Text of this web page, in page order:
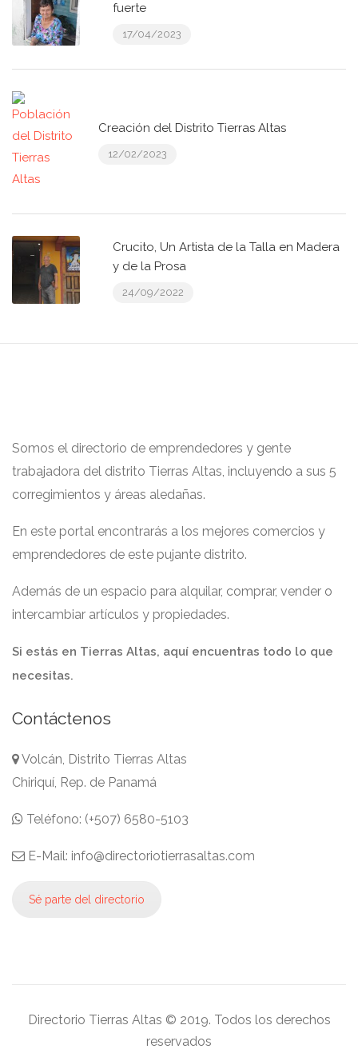
fuerte
17/04/2023
Creación del Distrito Tierras Altas
12/02/2023
Crucito, Un Artista de la Talla en Madera
y de la Prosa
24/09/2022
Somos el directorio de emprendedores y gente
trabajadora del distrito Tierras Altas, incluyendo a sus 5
corregimientos y áreas aledañas.
En este portal encontrarás a los mejores comercios y
emprendedores de este pujante distrito.
Además de un espacio para alquilar, comprar, vender o
intercambiar artículos y propiedades.
Si estás en Tierras Altas, aquí encuentras todo lo que
necesitas.
Contáctenos
Volcán, Distrito Tierras Altas
Chiriquí, Rep. de Panamá
Teléfono: (+507) 6580-5103
E-Mail: info@directoriotierrasaltas.com
Sé parte del directorio
Directorio Tierras Altas © 2019. Todos los derechos
reservados